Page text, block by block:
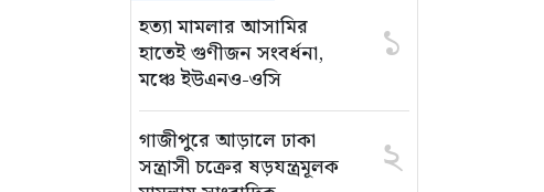
হত্যা মামলার আসামির
হাতেই গুণীজন সংবর্ধনা,
মঞ্চে ইউএনও-ওসি
১
গাজীপুরে আড়ালে ঢাকা
সন্ত্রাসী চক্রের ষড়যন্ত্রমূলক
২